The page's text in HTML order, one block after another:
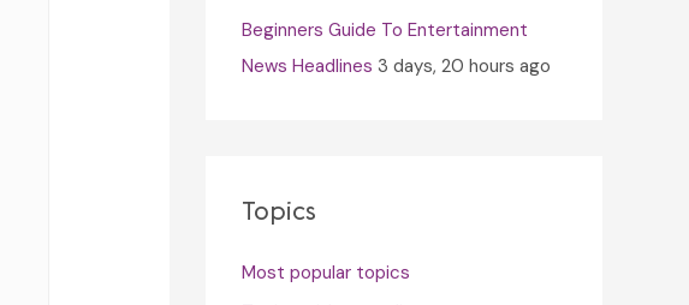
Beginners Guide To Entertainment
News Headlines 3 days, 20 hours ago
Topics
Most popular topics